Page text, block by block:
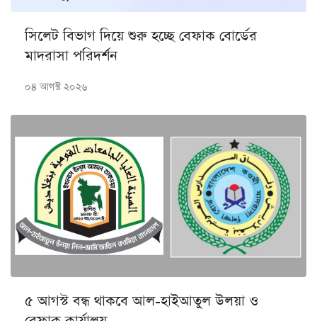
সিলেট বিভাগ দিয়ে শুরু হচ্ছে বেফাক বোর্ডের
মাদরাসা পরিদর্শন
০৪ আগস্ট ২০২৬
৫ আগস্ট বন্ধ থাকবে আল-হাইআতুল উলয়া ও